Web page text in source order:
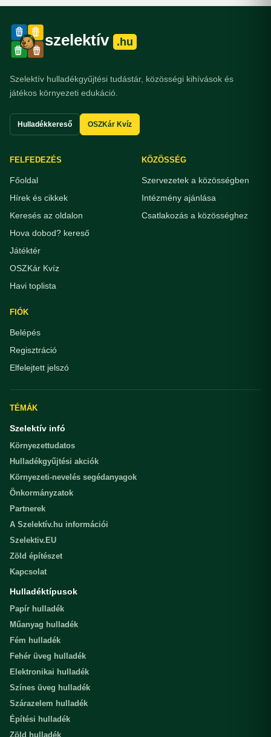
szelektív .hu
Szelektív hulladékgyűjtési tudástár, közösségi kihívások és
játékos környezeti edukáció.
Hulladékkereső OSZKár Kvíz
FELFEDEZÉS
Főoldal
Hírek és cikkek
Keresés az oldalon
Hova dobod? kereső
Játéktér
OSZKár Kvíz
Havi toplista
KÖZÖSSÉG
Szervezetek a közösségben
Intézmény ajánlása
Csatlakozás a közösséghez
FIÓK
Belépés
Regisztráció
Elfelejtett jelszó
TÉMÁK
Szelektív infó
Környezettudatos
Hulladékgyűjtési akciók
Környezeti-nevelés segédanyagok
Önkormányzatok
Partnerek
A Szelektív.hu információi
Szelektiv.EU
Zöld építészet
Kapcsolat
Hulladéktípusok
Papír hulladék
Műanyag hulladék
Fém hulladék
Fehér üveg hulladék
Elektronikai hulladék
Színes üveg hulladék
Szárazelem hulladék
Építési hulladék
Zöld hulladék